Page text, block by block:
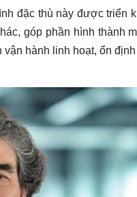
đặc thù này được triển
góp phần hình thành
hành linh hoạt, ổn